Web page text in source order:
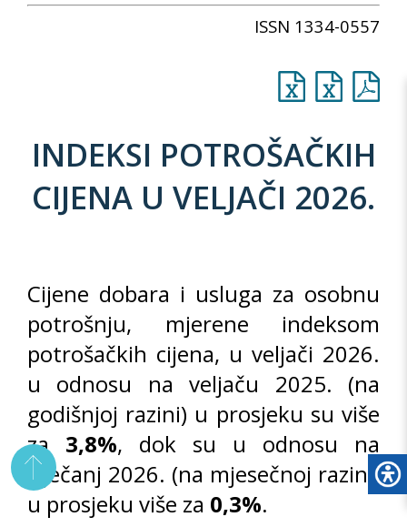
ISSN 1334-0557
INDEKSI POTROŠAČKIH
CIJENA U VELJAČI 2026.
Cijene dobara i usluga za osobnu
potrošnju, mjerene indeksom
potrošačkih cijena, u veljači 2026.
u odnosu na veljaču 2025. (na
godišnjoj razini) u prosjeku su više
za 3,8%, dok su u odnosu na
siječanj 2026. (na mjesečnoj razini)
u prosjeku više za 0,3%.